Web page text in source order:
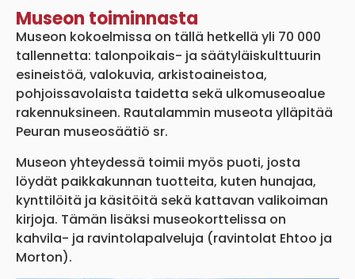
Museon toiminnasta
Museon kokoelmissa on tällä hetkellä yli 70 000
tallennetta: talonpoikais- ja säätyläiskulttuurin
esineistöä, valokuvia, arkistoaineistoa,
pohjoissavolaista taidetta sekä ulkomuseoalue
rakennuksineen. Rautalammin museota ylläpitää
Peuran museosäätiö sr.
Museon yhteydessä toimii myös puoti, josta
löydät paikkakunnan tuotteita, kuten hunajaa,
kynttilöitä ja käsitöitä sekä kattavan valikoiman
kirjoja. Tämän lisäksi museokorttelissa on
kahvila- ja ravintolapalveluja (ravintolat Ehtoo ja
Morton).